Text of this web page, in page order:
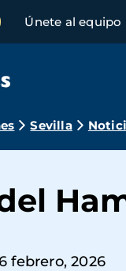
Únete al equipo
Sevilla
febrero, 2026